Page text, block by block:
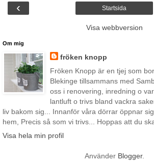
‹ Startsida
Visa webbversion
Om mig
fröken knopp
Fröken Knopp är en tjej som
Blekinge tillsammans med
oss i renovering, inredning o
lantluft o trivs bland vackra
liv bakom sig... Innanför våra dörrar öppnar
hem, Precis så som vi trivs... Hoppas att du
Visa hela min profil
Använder Blogger.